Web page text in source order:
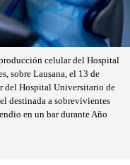
celular del Hospital
sobre Lausana, el 13 de
del Hospital Universitario de
destinada a sobrevivientes
en un bar durante Año